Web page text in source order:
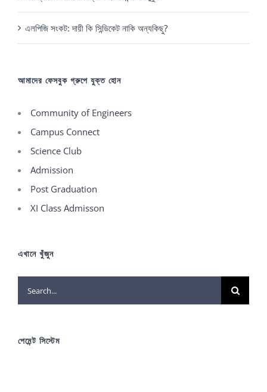
এলপিজি সংকট: দায়ী কি সিন্ডিকেট নাকি অন্যকিছু?
আমাদের ফেসবুক গ্রুপে যুক্ত হোন
Community of Engineers
Campus Connect
Science Club
Admission
Post Graduation
XI Class Admisson
এখানে খুঁজুন
Search
for:
পেমেন্ট সিস্টেম